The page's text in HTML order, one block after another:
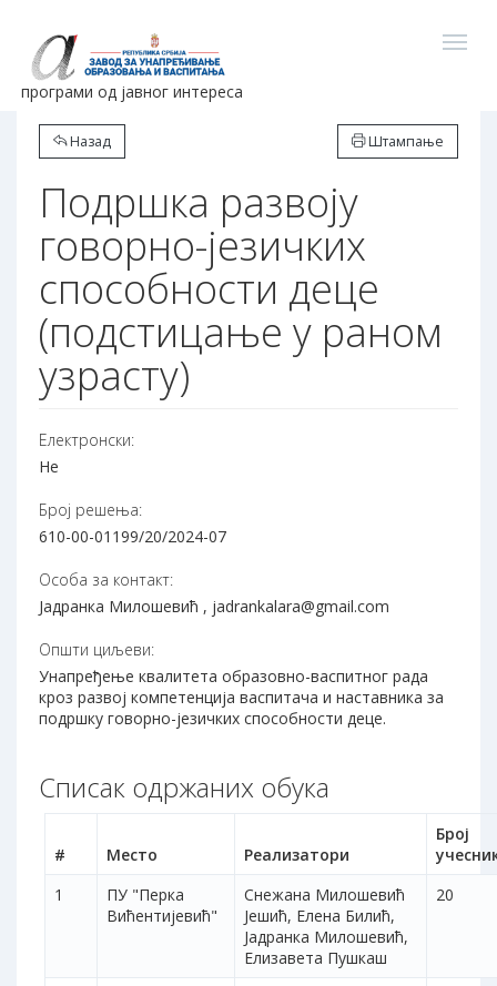
програми од јавног интереса
Назад Штампање
Подршка развоју
говорно-језичких
способности деце
(подстицање у раном
узрасту)
Електронски:
Не
Број решења:
610-00-01199/20/2024-07
Особа за контакт:
Јадранка Милошевић , jadrankalara@gmail.com
Општи циљеви:
Унапређење квалитета образовно-васпитног рада
кроз развој компетенција васпитача и наставника за
подршку говорно-језичких способности деце.
Списак одржаних обука
# Место Реализатори
Број
1
ПУ "Перка
Вићентијевић"
Снежана Милошевић
Јешић, Елена Билић,
Јадранка Милошевић,
Елизавета Пушкаш
20